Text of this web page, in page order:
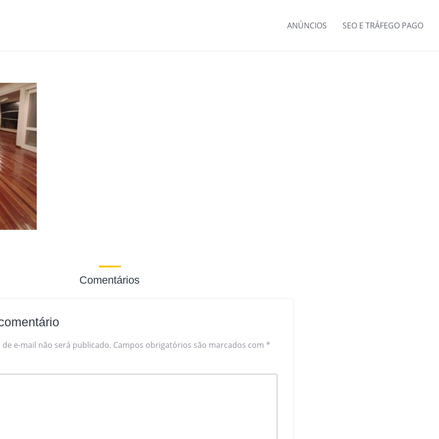
ANÚNCIOS SEO E TRÁFEGO PAGO
Comentários
de e-mail não será publicado. Campos obrigatórios são marcados com *